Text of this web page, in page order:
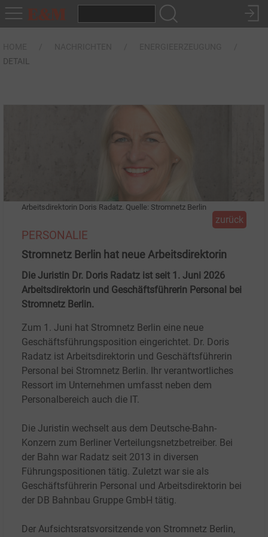
DETAIL
Arbeitsdirektorin Doris Radatz. Quelle: Stromnetz Berlin
zurück
PERSONALIE
Stromnetz Berlin hat neue Arbeitsdirektorin
Die Juristin Dr. Doris Radatz ist seit 1. Juni 2026
Arbeitsdirektorin und Geschäftsführerin Personal bei
Stromnetz Berlin.
Zum 1. Juni hat Stromnetz Berlin eine neue
Geschäftsführungsposition eingerichtet. Dr. Doris
Radatz ist Arbeitsdirektorin und Geschäftsführerin
Personal bei Stromnetz Berlin. Ihr verantwortliches
Ressort im Unternehmen umfasst neben dem
Personalbereich auch die IT.
Die Juristin wechselt aus dem Deutsche-Bahn-
Konzern zum Berliner Verteilungsnetzbetreiber. Bei
der Bahn war Radatz seit 2013 in diversen
Führungspositionen tätig. Zuletzt war sie als
Geschäftsführerin Personal und Arbeitsdirektorin bei
der DB Bahnbau Gruppe GmbH tätig.
Der Aufsichtsratsvorsitzende von Stromnetz Berlin,